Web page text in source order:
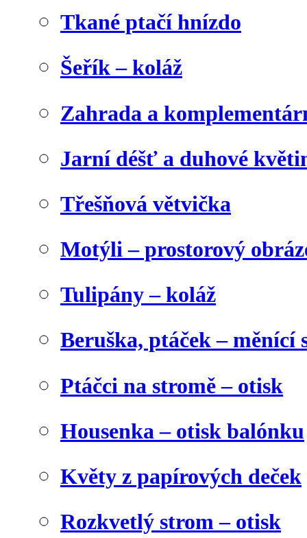
Tkané ptačí hnízdo
Šeřík – koláž
Zahrada a
Jarní déšť a duhové
Třešňová větvička
Motýli – prostorový
Tulipány – koláž
Beruška, ptáček – měnící
Ptáčci na stromě – otisk
Housenka – otisk balónku
Květy z papírových deček
Rozkvetlý strom – otisk